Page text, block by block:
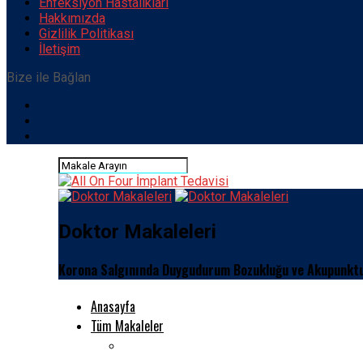
Hakkımızda
Gizlilik Politikası
İletişim
Bize ile Bağlan
Doktor Makaleleri
Korona Salgınında Duygudurum Bozukluğu ve
Anasayfa
Tüm Makaleler